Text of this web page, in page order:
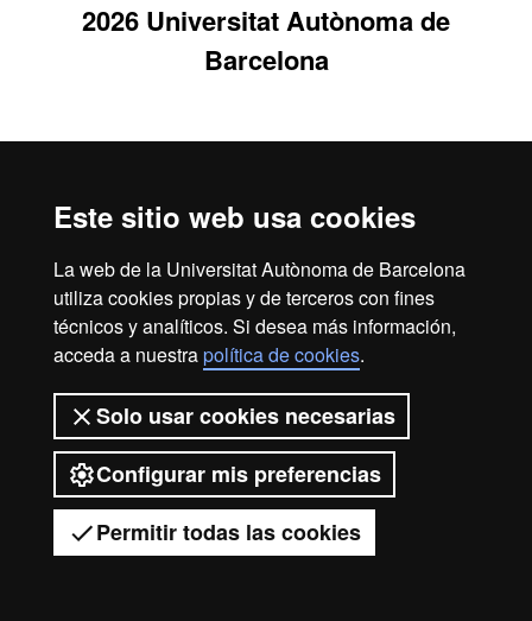
Este sitio web usa cookies
La web de la Universitat Autònoma de Barcelona
utiliza cookies propias y de terceros con fines
técnicos y analíticos. Si desea más información,
acceda a nuestrapolítica de cookies.
Solo usar cookies necesarias
Configurar mis preferencias
Permitir todas las cookies
Tienes dudas?
2026 Universitat Autònoma de
Barcelona